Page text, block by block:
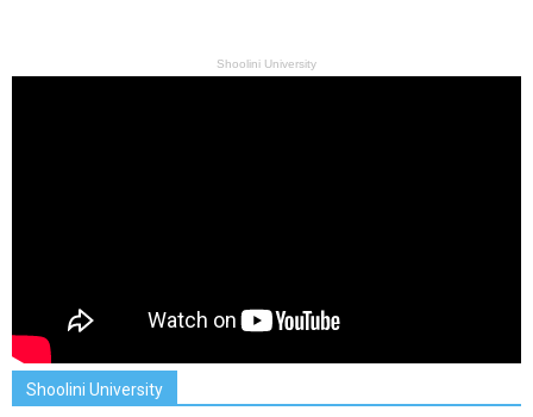
Shoolini University
Shoolini University